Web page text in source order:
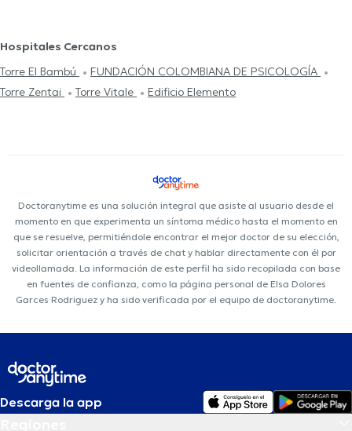
Hospitales Cercanos
Torre El Bambú
FUNDACIÓN COLOMBIANA DE PSICOLOGÍA
Torre Zentai
Torre Vitale Edificio Elemento
Doctoranytime es una solución integral que asiste al usuario desde el
momento en que experimenta un síntoma médico hasta el momento en
que se resuelve, permitiéndole encontrar el mejor doctor de su elección,
solicitar orientación a través de chat y hablar directamente con él por
videollamada. La información de este perfil ha sido recopilada con base
en fuentes de confianza, como la página personal de Elsa Dolores
Garces Rodriguez y ha sido verificada por el equipo de doctoranytime.
Descarga la app